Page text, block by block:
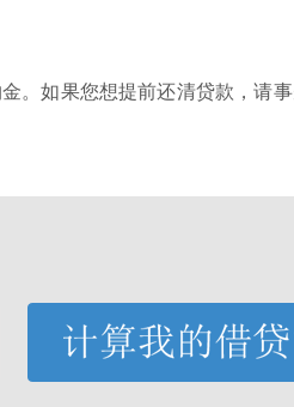
。如果您想提前还清贷款，请